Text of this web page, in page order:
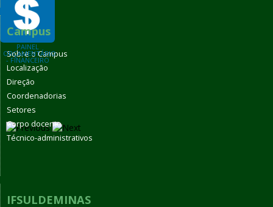
PAINEL
ORÇAMENTÁRIO
- FINANCEIRO
Campus
Sobre o Campus
Localização
Direção
Coordenadorias
Setores
Corpo docente
Técnico-administrativos
IFSULDEMINAS